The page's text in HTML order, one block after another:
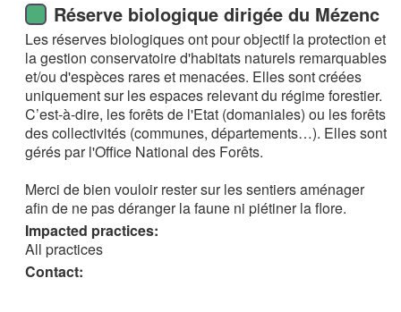
Réserve biologique dirigée du Mézenc
Les réserves biologiques ont pour objectif la protection et
la gestion conservatoire d'habitats naturels remarquables
et/ou d'espèces rares et menacées. Elles sont créées
uniquement sur les espaces relevant du régime forestier.
C’est-à-dire, les forêts de l'Etat (domaniales) ou les forêts
des collectivités (communes, départements…). Elles sont
gérés par l'Office National des Forêts.
Merci de bien vouloir rester sur les sentiers aménager
afin de ne pas déranger la faune ni piétiner la flore.
Impacted practices:
All practices
Contact: